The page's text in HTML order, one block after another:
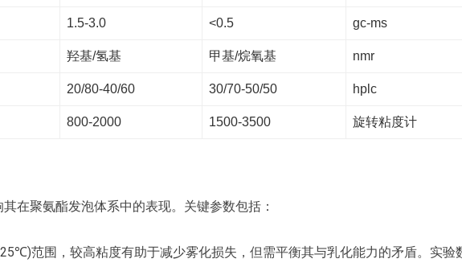
1.5-3.0 <0.5 gc-ms
羟基/氢基 甲基/烷氧基 nmr
20/80-40/60 30/70-50/50 hplc
800-2000 1500-3500 旋转粘度计
在聚氨酯发泡体系中的表现。关键参数包括：
范围，较高粘度有助于减少雾化损失，但需平衡其与乳化能力的矛盾。实验